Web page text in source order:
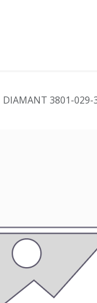
DIAMANT 3801-029-